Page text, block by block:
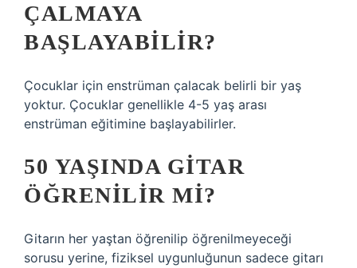
ÇALMAYA
BAŞLAYABILIR?
Çocuklar için enstrüman çalacak belirli bir yaş
yoktur. Çocuklar genellikle 4-5 yaş arası
enstrüman eğitimine başlayabilirler.
50 YAŞINDA GITAR
ÖĞRENILIR MI?
Gitarın her yaştan öğrenilip öğrenilmeyeceği
sorusu yerine, fiziksel uygunluğunun sadece gitarı